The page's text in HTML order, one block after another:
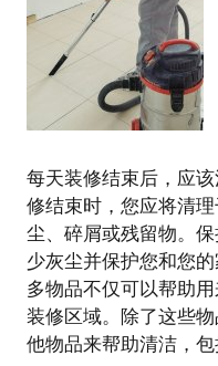
每天装修结束后，应
修结束时，您应将清
尘、碎屑或残留物。
少灰尘并保护您和您
多物品不仅可以帮助
装修区域。除了这些
他物品来帮助清洁，包